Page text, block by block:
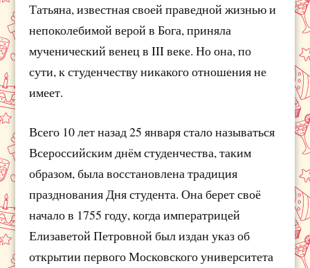
Татьяна, известная своей праведной жизнью и
непоколебимой верой в Бога, приняла
мученический венец в III веке. Но она, по
сути, к студенчеству никакого отношения не
имеет.
Всего 10 лет назад 25 января стало называться
Всероссийским днём студенчества, таким
образом, была восстановлена традиция
празднования Дня студента. Она берет своё
начало в 1755 году, когда императрицей
Елизаветой Петровной был издан указ об
открытии первого Московского университета